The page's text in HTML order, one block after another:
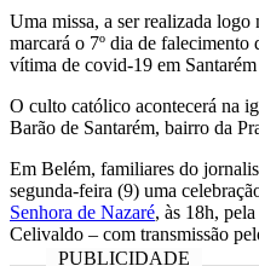
Uma missa, a ser realizada logo
marcará o 7º dia de
vítima de covid-19 em
O culto católico acontecerá na
Barão de Santarém, bairro da
Em Belém, familiares do
segunda-feira (9) uma
Senhora de Nazaré, às 18h,
Celivaldo – com transmissão